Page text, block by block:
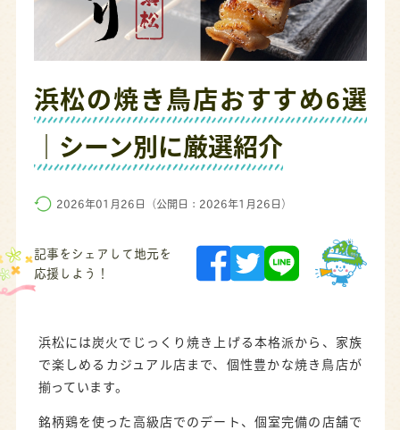
浜松の焼き鳥店おすすめ6選
｜シーン別に厳選紹介
2026年01月26日（公開日：2026年1月26日）
記事をシェアして地元を
応援しよう！
浜松には炭火でじっくり焼き上げる本格派から、家族
で楽しめるカジュアル店まで、個性豊かな焼き鳥店が
揃っています。
銘柄鶏を使った高級店でのデート、個室完備の店舗で